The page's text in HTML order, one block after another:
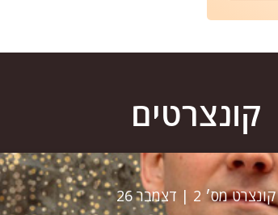
קונצרטים
קונצרט מס׳ 2 | דצמבר 26